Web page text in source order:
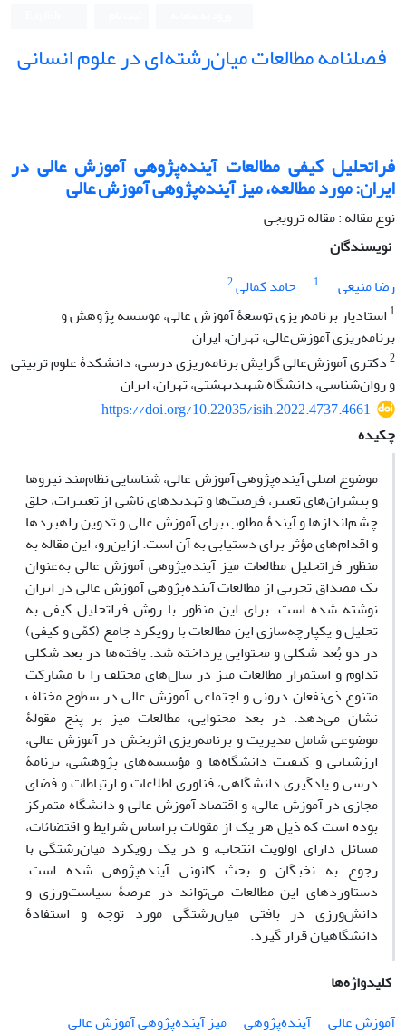
فصلنامه مطالعات میان‌رشته‌ای در علوم انسانی
فراتحلیل کیفی مطالعات آینده‌پژوهی آموزش ‌عالی در
ایران: مورد مطالعه، میز آینده‌پژوهی آموزش‌ عالی
نوع مقاله : مقاله ترویجی
نویسندگان
رضا منیعی
1 حامد کمالی2
1 استادیار برنامه‌ریزی توسعۀ آموزش عالی، موسسه پژوهش و
برنامه‌ریزی آموزش‌عالی، تهران، ایران
2دکتری آموزش‌عالی گرایش برنامه‌ریزی درسی، دانشکدۀ علوم تربیتی
و روان‌شناسی، دانشگاه شهیدبهشتی، تهران، ایران
https://doi.org/10.22035/isih.2022.4737.4661
چکیده
موضوع اصلی آینده‌پژوهی آموزش‌ عالی، شناسایی نظام‌مند نیروها
و پیشران‌های تغییر، فرصت‌ها و تهدیدهای ناشی از تغییرات، خلق
چشم‌اندازها و آیندۀ مطلوب برای آموزش ‌عالی و تدوین راهبردها
و اقدام‌های مؤثر برای دستیابی به آن است. ازاین‌رو، این مقاله به
منظور فراتحلیل مطالعات میز آینده‌پژوهی آموزش‌ عالی به‌عنوان
یک مصداق تجربی از مطالعات آینده‌پژوهی آموزش‌ عالی در ایران
نوشته شده است. برای این منظور با روش فراتحلیل کیفی به
تحلیل و یکپارچه‌سازی این مطالعات با رویکرد جامع (کمّی و کیفی)
در دو بُعد شکلی و محتوایی پرداخته شد. یافته‌ها در بعد شکلی
تداوم و استمرار مطالعات میز در سال‌های مختلف را با مشارکت
متنوع ذی‌نفعان درونی و اجتماعی آموزش‌ عالی در سطوح مختلف
نشان می‌دهد. در بعد محتوایی، مطالعات میز بر پنج مقولۀ
موضوعی شامل مدیریت و برنامه‌ریزی اثربخش در آموزش‌ عالی،
ارزشیابی و کیفیت دانشگاه‌ها و مؤسسه‌های پژوهشی، برنامۀ
‌درسی و یادگیری دانشگاهی، فناوری اطلاعات و ارتباطات و فضای
مجازی در آموزش‌ عالی، و اقتصاد آموزش‌ عالی و دانشگاه متمرکز
بوده است که ذیل هر یک از مقولات براساس شرایط و اقتضائات،
مسائل دارای اولویت انتخاب، و در یک رویکرد میان‌رشتگی با
رجوع به نخبگان و بحث کانونی آینده‌پژوهی شده است.
دستاوردهای این مطالعات می‌تواند در عرصۀ سیاست‌ورزی و
دانش‌ورزی در بافتی میان‌رشتگی مورد توجه و استفادۀ
دانشگاهیان قرار گیرد.
کلیدواژه‌ها
آموزش ‌عالی
آینده‌پژوهی
میز آینده‌پژوهی آموزش‌ عالی